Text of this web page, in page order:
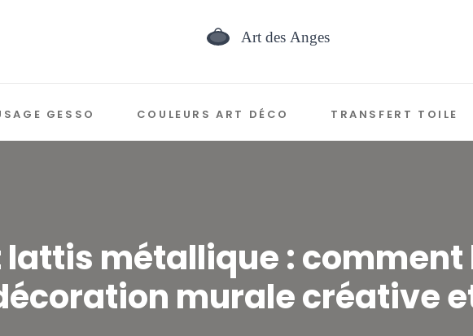
GESSO COULEURS ART DÉCO TRANSFERT TOILE
lattis métallique :
murale créative